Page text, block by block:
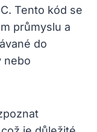
Tento kód se
průmyslu a
do
nebo